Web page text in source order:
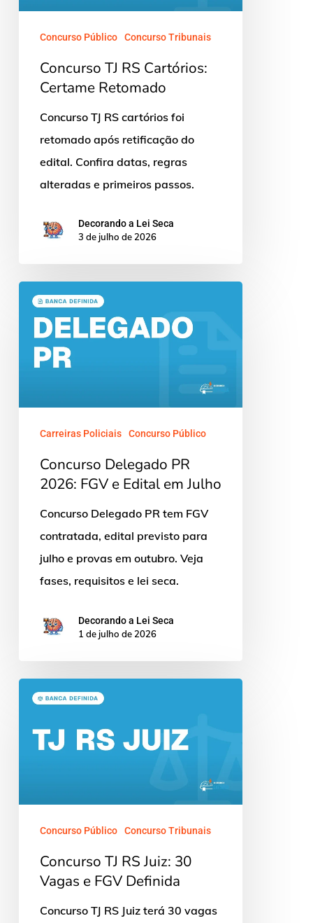
Retomado
Concurso Público Concurso Tribunais
Concurso TJ RS Cartórios:
Certame Retomado
Concurso TJ RS cartórios foi
retomado após retificação do
edital. Confira datas, regras
alteradas e primeiros passos.
Decorando a Lei Seca
3 de julho de 2026
Concurso
Delegado
2026:
e
Edital
Julho
Carreiras Policiais Concurso Público
Concurso Delegado PR
2026: FGV e Edital em Julho
Concurso Delegado PR tem FGV
contratada, edital previsto para
julho e provas em outubro. Veja
fases, requisitos e lei seca.
Decorando a Lei Seca
1 de julho de 2026
Concurso
RS
Definida
Concurso Público Concurso Tribunais
Concurso TJ RS Juiz: 30
Vagas e FGV Definida
Concurso TJ RS Juiz terá 30 vagas